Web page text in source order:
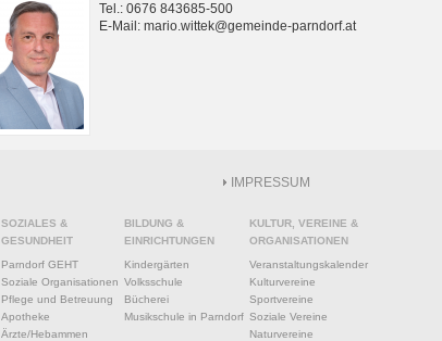
Tel.: 0676 843685-500
E-Mail: mario.wittek@gemeinde-parndorf.at
IMPRESSUM
SOZIALES &
GESUNDHEIT
Parndorf GEHT
Soziale Organisationen
Pflege und Betreuung
Apotheke
Ärzte/Hebammen
BILDUNG &
EINRICHTUNGEN
Kindergärten
Volksschule
Bücherei
Musikschule in Parndorf
KULTUR, VEREINE &
ORGANISATIONEN
Veranstaltungskalender
Kulturvereine
Sportvereine
Soziale Vereine
Naturvereine